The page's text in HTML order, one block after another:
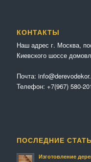
КОНТАКТЫ
Наш адрес г. Москва,
Киевского шоссе
Почта:
Телефон: +7(967) 580-
ПОСЛЕДНИЕ
Изготовление